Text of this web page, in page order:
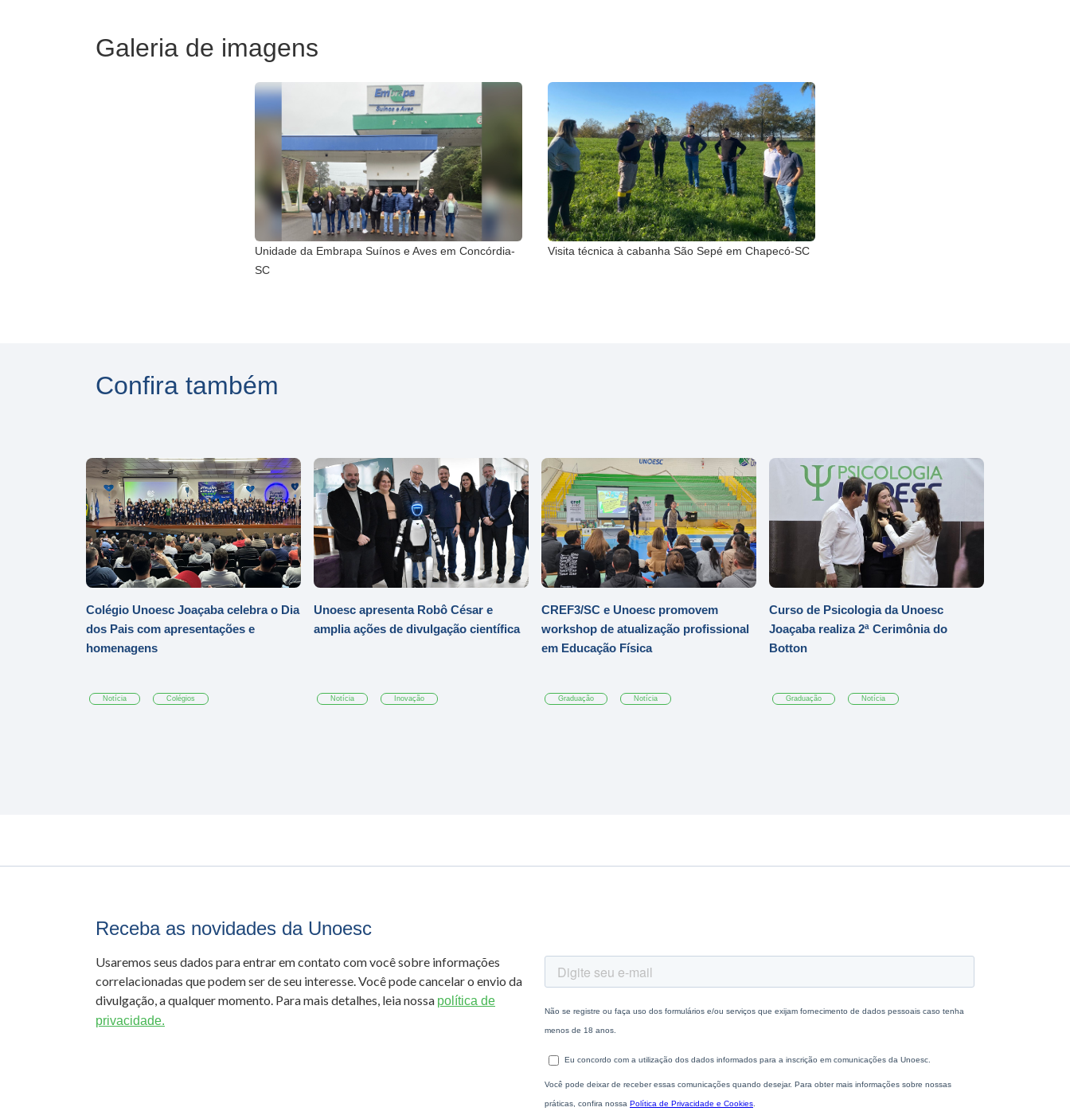
Galeria de imagens
Unidade da Embrapa Suínos e Aves em Concórdia-
SC
Visita técnica à cabanha São Sepé em Chapecó-SC
Confira também
Colégio Unoesc Joaçaba celebra o Dia
dos Pais com apresentações e
homenagens
Notícia Colégios
Unoesc apresenta Robô César e
amplia ações de divulgação científica
Notícia Inovação
CREF3/SC e Unoesc promovem
workshop de atualização profissional
em Educação Física
Graduação Notícia
Curso de Psicologia da Unoesc
Joaçaba realiza 2ª Cerimônia do
Botton
Graduação Notícia
Receba as novidades da Unoesc
Usaremos seus dados para entrar em contato com você sobre informações
correlacionadas que podem ser de seu interesse. Você pode cancelar o envio da
divulgação, a qualquer momento. Para mais detalhes, leia nossa política de
privacidade.